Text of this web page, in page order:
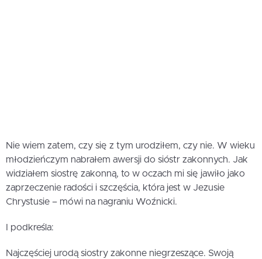
Nie wiem zatem, czy się z tym urodziłem, czy nie. W wieku
młodzieńczym nabrałem awersji do sióstr zakonnych. Jak
widziałem siostrę zakonną, to w oczach mi się jawiło jako
zaprzeczenie radości i szczęścia, która jest w Jezusie
Chrystusie – mówi na nagraniu Woźnicki.
I podkreśla:
Najczęściej urodą siostry zakonne niegrzeszące. Swoją